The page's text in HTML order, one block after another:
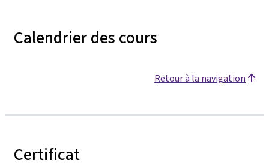
Calendrier des cours
Retour à la navigation
Certificat